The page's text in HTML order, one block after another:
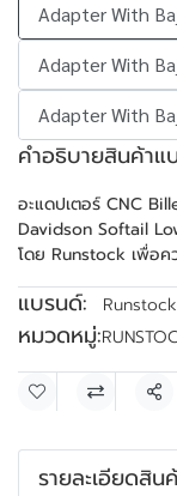
Adapter With
Adapter With
Adapter With
คำอธิบายสินค้า
อะแดปเตอร์ CNC
Davidson Softail
โดย Runstock เพื่อค
แบรนด์: Runstock
หมวดหมู่:
แชร์
รายละเอียดสิน